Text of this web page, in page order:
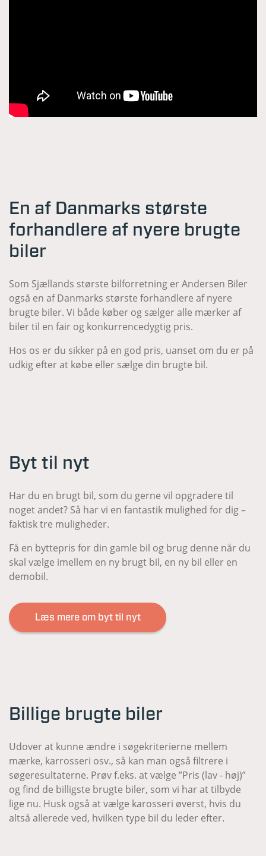
En af Danmarks største
forhandlere af nyere brugte
biler
Som Sjællands største bilforretning er Andersen Biler
også en af Danmarks største forhandlere af nyere
brugte biler. Vi både køber og sælger alle mærker af
biler til en fair og konkurrencedygtig pris.
Hos os er du sikker på en god pris, uanset om du er på
udkig efter at købe eller sælge din brugte bil.
Byt til nyt
Har du en brugt bil, som du gerne vil opgradere til
noget andet? Så har vi en fantastik mulighed for dig –
faktisk tre muligheder.
Få en byttepris for din gamle bil og brug denne når du
skal vælge imellem en ny brugt bil, en ny bil eller en
demobil.
Læs mere om byt til nyt
Billige brugte biler
Udover at kunne ændre i søgekriterierne mellem
mærke, karrosseri osv., så kan man også filtrere i
søgeresultaterne. Prøv f.eks. at vælge ”Pris (lav - høj)”
og find de billigste brugte biler, som vi har at tilbyde
lige nu. Husk også at vælge karosseri øverst, hvis du
altså allerede ved, hvilken type bil du leder efter.